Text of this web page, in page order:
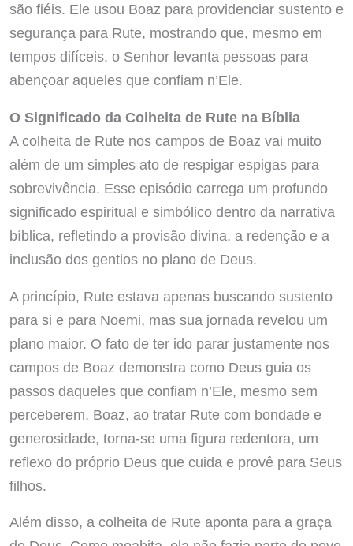
são fiéis. Ele usou Boaz para providenciar sustento e
segurança para Rute, mostrando que, mesmo em
tempos difíceis, o Senhor levanta pessoas para
abençoar aqueles que confiam n’Ele.
O Significado da Colheita de Rute na Bíblia
A colheita de Rute nos campos de Boaz vai muito
além de um simples ato de respigar espigas para
sobrevivência. Esse episódio carrega um profundo
significado espiritual e simbólico dentro da narrativa
bíblica, refletindo a provisão divina, a redenção e a
inclusão dos gentios no plano de Deus.
A princípio, Rute estava apenas buscando sustento
para si e para Noemi, mas sua jornada revelou um
plano maior. O fato de ter ido parar justamente nos
campos de Boaz demonstra como Deus guia os
passos daqueles que confiam n’Ele, mesmo sem
perceberem. Boaz, ao tratar Rute com bondade e
generosidade, torna-se uma figura redentora, um
reflexo do próprio Deus que cuida e provê para Seus
filhos.
Além disso, a colheita de Rute aponta para a graça